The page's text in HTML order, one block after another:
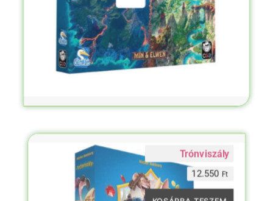
Trónviszály
12.550
KOSÁRBA TESZEM